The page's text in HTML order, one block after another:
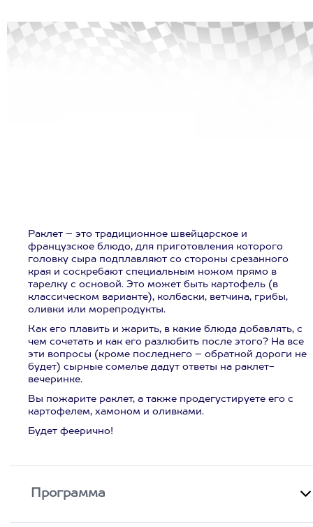
Раклет – это традиционное швейцарское и
французское блюдо, для приготовления которого
головку сыра подплавляют со стороны срезанного
края и соскребают специальным ножом прямо в
тарелку с основой. Это может быть картофель (в
классическом варианте), колбаски, ветчина, грибы,
оливки или морепродукты.
Как его плавить и жарить, в какие блюда добавлять, с
чем сочетать и как его разлюбить после этого? На все
эти вопросы (кроме последнего – обратной дороги не
будет) сырные сомелье дадут ответы на раклет-
вечеринке.
Вы пожарите раклет, а также продегустируете его с
картофелем, хамоном и оливками.
Будет феерично!
Программа